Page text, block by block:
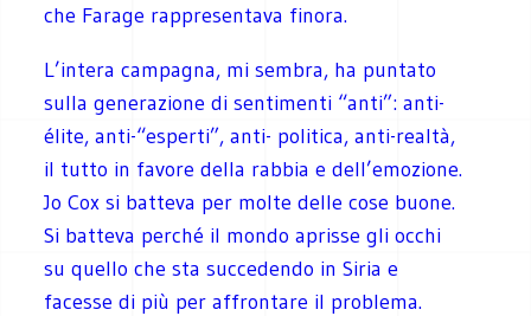
che Farage rappresentava finora.
L’intera campagna, mi sembra, ha puntato
sulla generazione di sentimenti “anti”: anti-
élite, anti-“esperti”, anti- politica, anti-realtà,
il tutto in favore della rabbia e dell’emozione.
Jo Cox si batteva per molte delle cose buone.
Si batteva perché il mondo aprisse gli occhi
su quello che sta succedendo in Siria e
facesse di più per affrontare il problema.